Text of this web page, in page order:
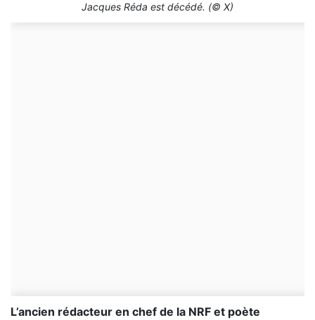
Jacques Réda est décédé. (© X)
L’ancien rédacteur en chef de la NRF et poète